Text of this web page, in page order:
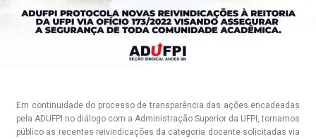
Em continuidade do processo de transparência das ações encadeadas
pela ADUFPI no diálogo com a Administração Superior da UFPI, tornamos
público as recentes reivindicações da categoria docente solicitadas via